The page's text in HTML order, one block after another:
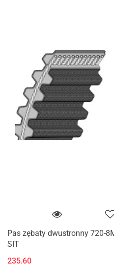
Pas zębaty dwustronny 720-
SIT
235.60